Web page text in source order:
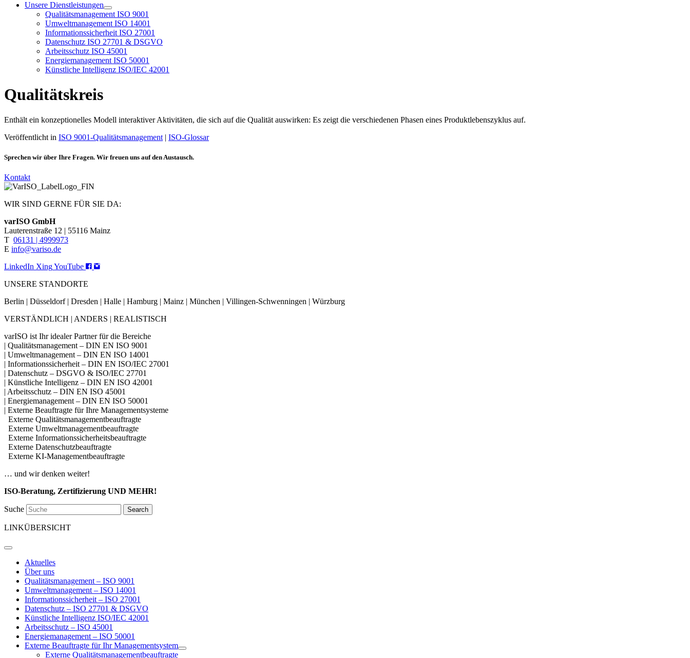
Unsere Dienstleistungen
Qualitätsmanagement ISO 9001
Umweltmanagement ISO 14001
Informationssicherheit ISO 27001
Datenschutz ISO 27701 & DSGVO
Arbeitsschutz ISO 45001
Energiemanagement ISO 50001
Künstliche Intelligenz ISO/IEC 42001
Qualitätskreis
Enthält ein konzeptionelles Modell interaktiver Aktivitäten, die sich auf die Qualität auswirken: Es zeigt die verschiedenen Phasen eines Produktlebenszyklus auf.
Veröffentlicht in ISO 9001-Qualitätsmanagement | ISO-Glossar
Sprechen wir über Ihre Fragen. Wir freuen uns auf den Austausch.
Kontakt
WIR SIND GERNE FÜR SIE DA:
varISO GmbH
Lauterenstraße 12 | 55116 Mainz
T 06131 | 4999973
E info@variso.de
LinkedIn XingYouTube
UNSERE STANDORTE
Berlin | Düsseldorf | Dresden | Halle | Hamburg | Mainz | München | Villingen-Schwenningen | Würzburg
VERSTÄNDLICH | ANDERS | REALISTISCH
varISO ist Ihr idealer Partner für die Bereiche
| Qualitätsmanagement – DIN EN ISO 9001
| Umweltmanagement – DIN EN ISO 14001
| Informationssicherheit – DIN EN ISO/IEC 27001
| Datenschutz – DSGVO & ISO/IEC 27701
| Künstliche Intelligenz – DIN EN ISO 42001
| Arbeitsschutz – DIN EN ISO 45001
| Energiemanagement – DIN EN ISO 50001
| Externe Beauftragte für Ihre Managementsysteme
Externe Qualitätsmanagementbeauftragte
Externe Umweltmanagementbeauftragte
Externe Informationssicherheitsbeauftragte
Externe Datenschutzbeauftragte
Externe KI-Managementbeauftragte
… und wir denken weiter!
ISO-Beratung, Zertifizierung UND MEHR!
Suche Search
LINKÜBERSICHT
Aktuelles
Über uns
Qualitätsmanagement – ISO 9001
Umweltmanagement – ISO 14001
Informationssicherheit – ISO 27001
Datenschutz – ISO 27701 & DSGVO
Künstliche Intelligenz ISO/IEC 42001
Arbeitsschutz – ISO 45001
Energiemanagement – ISO 50001
Externe Beauftragte für Ihr Managementsystem
Externe Qualitätsmanagementbeauftragte